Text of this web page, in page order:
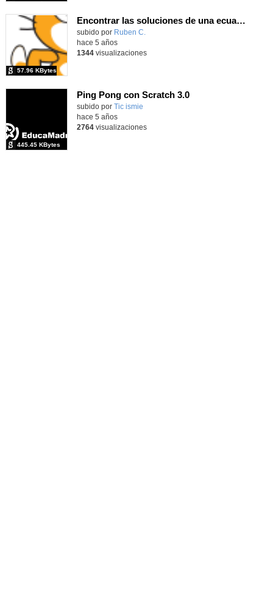
Encontrar las soluciones de una ecuación de 2º grado
Contenido educativo.
subido por Ruben C.
57.96 KBytes
hace 5 años
1344visualizaciones
Ping Pong con Scratch 3.0
Contenido educativo.
subido por Tic ismie
445.45 KBytes
hace 5 años
2764visualizaciones